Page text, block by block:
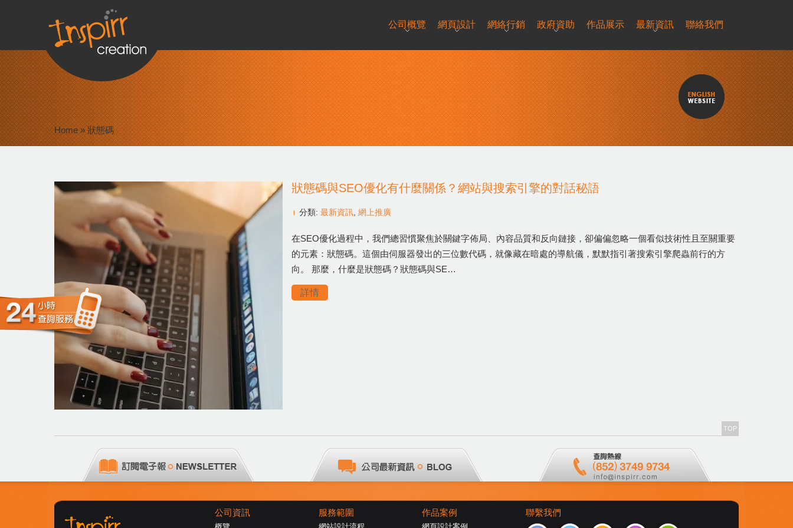
公司概覽 網頁設計 網絡行銷 政府資助 作品展示 最新資訊 聯絡我們
Home» 狀態碼
狀態碼與SEO優化有什麼關係？網站與搜索引擎的對話秘語
分類: 最新資訊, 網上推廣
在SEO優化過程中，我們總習慣聚焦於關鍵字佈局、內容品質和反向鏈接，卻偏偏忽略一個看似技術性且至關重要
的元素：狀態碼。這個由伺服器發出的三位數代碼，就像藏在暗處的導航儀，默默指引著搜索引擎爬蟲前行的方
向。 那麼，什麼是狀態碼？狀態碼與SE…
詳情
TOP
公司資訊 服務範圍 作品案例 聯繫我們